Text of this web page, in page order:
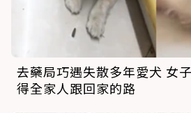
去藥局巧遇失散多年愛犬 女
得全家人跟回家的路